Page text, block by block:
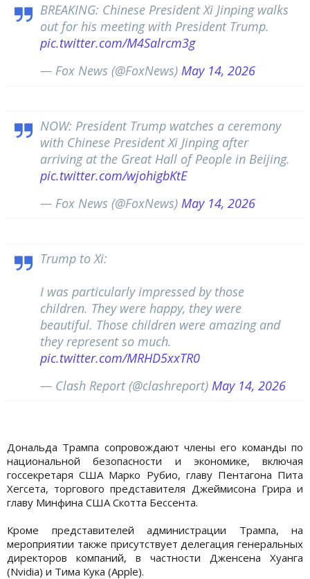
BREAKING: Chinese President Xi Jinping walks
out for his meeting with President Trump.
pic.twitter.com/M4Salrcm3g
— Fox News (@FoxNews) May 14, 2026
NOW: President Trump watches a ceremony
with Chinese President Xi Jinping after
arriving at the Great Hall of People in Beijing.
pic.twitter.com/wjohigbKtE
— Fox News (@FoxNews) May 14, 2026
Trump to Xi:
I was particularly impressed by those
children. They were happy, they were
beautiful. Those children were amazing and
they represent so much.
pic.twitter.com/MRHD5xxTR0
— Clash Report (@clashreport) May 14, 2026
Дональда Трампа сопровождают члены его команды по
национальной безопасности и экономике, включая
госсекретаря США Марко Рубио, главу Пентагона Пита
Хегсета, торгового представителя Джеймисона Грира и
главу Минфина США Скотта Бессента.
Кроме представителей администрации Трампа, на
мероприятии также присутствует делегация генеральных
директоров компаний, в частности Дженсена Хуанга
(Nvidia) и Тима Кука (Apple).